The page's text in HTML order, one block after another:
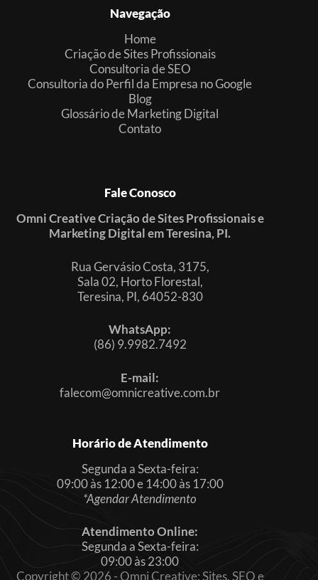
Navegação
Home
Criação de Sites Profissionais
Consultoria de SEO
Consultoria do Perfil da Empresa no Google
Blog
Glossário de Marketing Digital
Contato
Fale Conosco
Omni Creative Criação de Sites Profissionais e
Marketing Digital em Teresina, PI.
Rua Gervásio Costa, 3175,
Sala 02, Horto Florestal,
Teresina, PI, 64052-830
WhatsApp:
(86) 9.9982.7492
E-mail:
falecom@omnicreative.com.br
Horário de Atendimento
Segunda a Sexta-feira:
09:00 às 12:00 e 14:00 às 17:00
*Agendar Atendimento
Atendimento Online:
Segunda a Sexta-feira:
09:00 às 23:00
Copyright © 2026 - Omni Creative: Sites, SEO e